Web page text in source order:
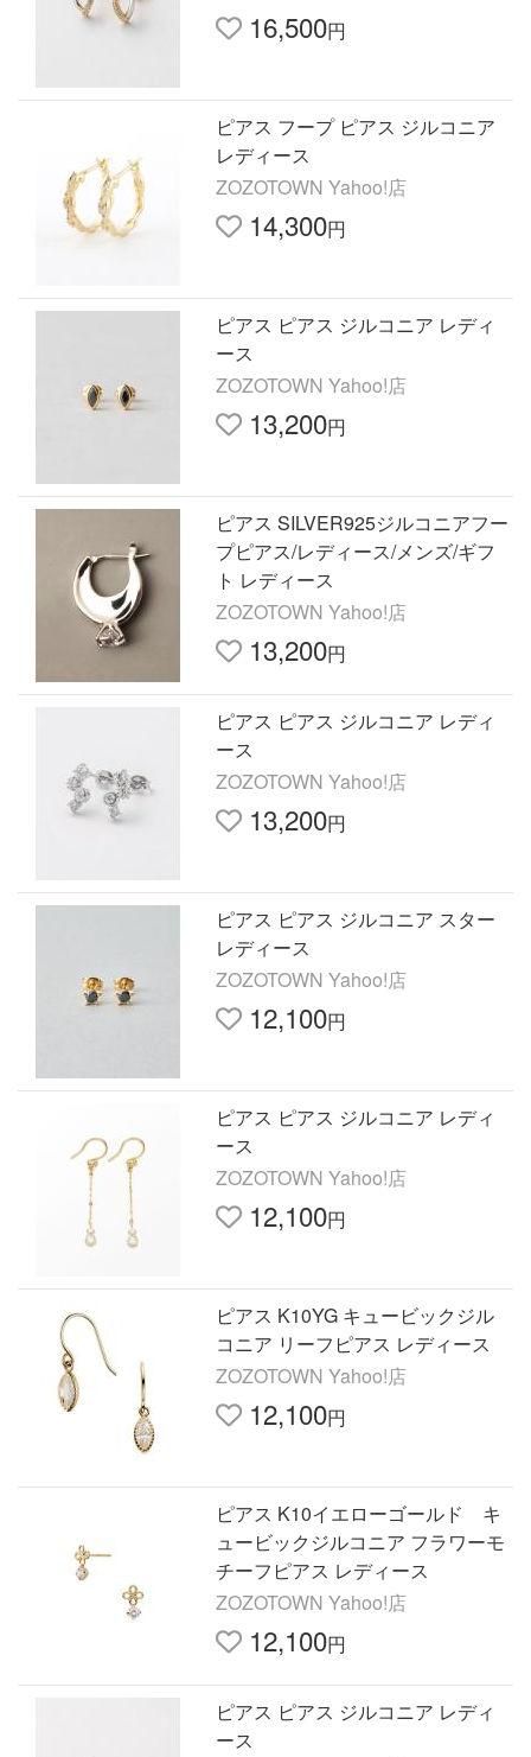
16,500円
ピアス フープ ピアス ジルコニア
レディース
ZOZOTOWN Yahoo!店
14,300円
ピアス ピアス ジルコニア レディ
ース
ZOZOTOWN Yahoo!店
13,200円
ピアス SILVER925ジルコニアフー
プピアス/レディース/メンズ/ギフ
ト レディース
ZOZOTOWN Yahoo!店
13,200円
ピアス ピアス ジルコニア レディ
ース
ZOZOTOWN Yahoo!店
13,200円
ピアス ピアス ジルコニア スター
レディース
ZOZOTOWN Yahoo!店
12,100円
ピアス ピアス ジルコニア レディ
ース
ZOZOTOWN Yahoo!店
12,100円
ピアス K10YG キュービックジル
コニア リーフピアス レディース
ZOZOTOWN Yahoo!店
12,100円
ピアス K10イエローゴールド キ
ュービックジルコニア フラワーモ
チーフピアス レディース
ZOZOTOWN Yahoo!店
12,100円
ピアス ピアス ジルコニア レディ
ース